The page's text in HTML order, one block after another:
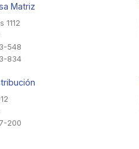
Matriz
1112
548
834
200